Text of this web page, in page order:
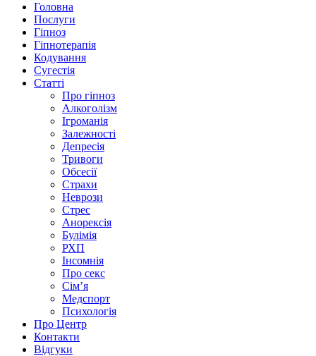
Головна
Послуги
Гіпноз
Гіпнотерапія
Кодування
Сугестія
Статті
Про гіпноз
Алкоголізм
Ігроманія
Залежності
Депресія
Тривоги
Обсесії
Страхи
Неврози
Стрес
Анорексія
Булімія
РХП
Інсомнія
Про секс
Сім’я
Медспорт
Психологія
Про Центр
Контакти
Відгуки